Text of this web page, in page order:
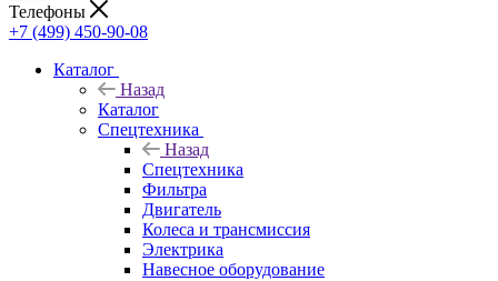
Телефоны
+7 (499) 450-90-08
Каталог
Назад
Каталог
Спецтехника
Назад
Спецтехника
Фильтра
Двигатель
Колеса и трансмиссия
Электрика
Навесное оборудование